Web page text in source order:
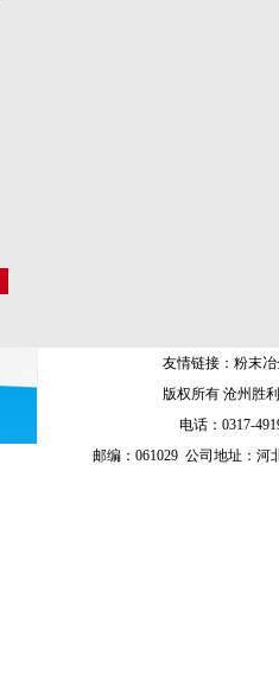
友情链接： 粉末
版权所有 沧州胜
电话：0317-
邮编：061029 公司地址：河